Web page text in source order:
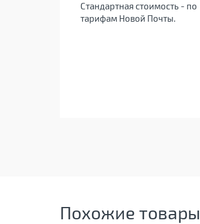
Стандартная стоимость - по
тарифам Новой Почты.
Похожие товары